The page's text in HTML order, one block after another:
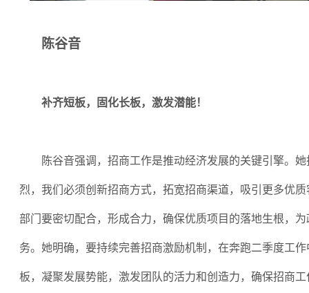
陈谷音
补齐短板，固化长板，激发潜能！
陈谷音强调，招商工作是推动经济发展的关键引擎。她
烈，我们必须创新招商方式，拓宽招商渠道，吸引更多优
部门要密切配合，形成合力，确保优质项目的落地生根，
务。她明确，要持续完善招商激励机制，在奔跑二季度工
板，凝聚发展势能，激发团队的活力和创造力，确保招商